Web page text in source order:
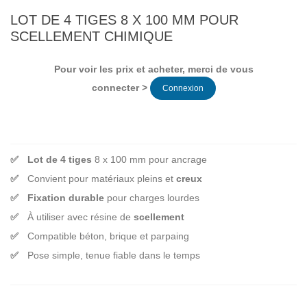
LOT DE 4 TIGES 8 X 100 MM POUR
SCELLEMENT CHIMIQUE
Pour voir les prix et acheter, merci de vous
connecter >
Connexion
Lot de 4 tiges 8 x 100 mm pour ancrage
Convient pour matériaux pleins et creux
Fixation durable pour charges lourdes
À utiliser avec résine de scellement
Compatible béton, brique et parpaing
Pose simple, tenue fiable dans le temps